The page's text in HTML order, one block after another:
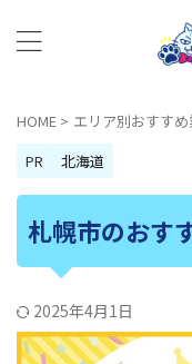
HOME > エリア別おすす
PR
北海道
札幌市のおす
2025年4月1日